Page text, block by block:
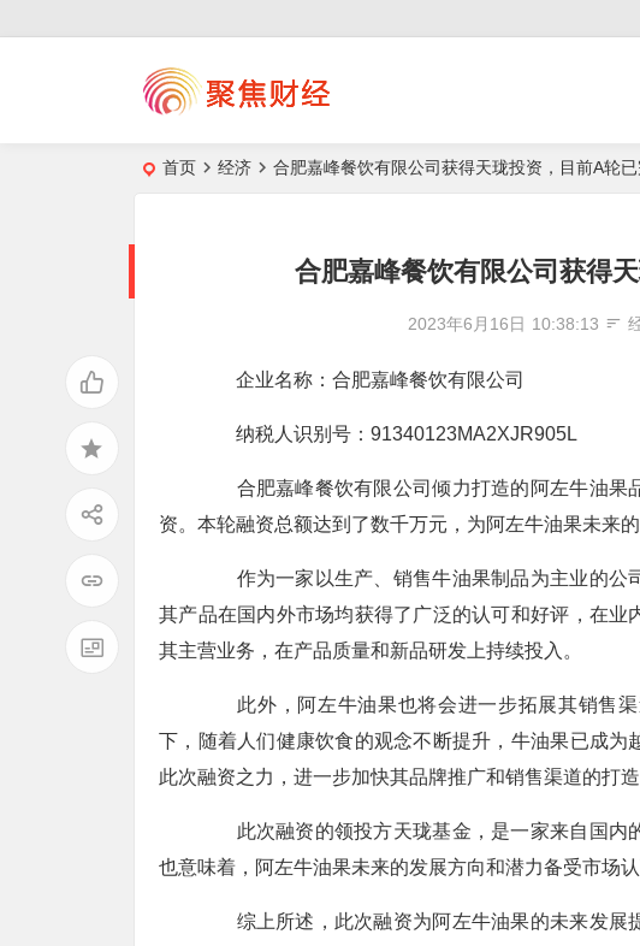
首页 经济 合肥嘉峰餐饮有限公司获得天珑投资，目前A轮
合肥嘉峰餐饮有限公司获得
2023年6月16日 10:38:13
企业名称：合肥嘉峰餐饮有限公司
纳税人识别号：91340123MA2XJR905L
合肥嘉峰餐饮有限公司倾力打造的阿左牛油果
资。本轮融资总额达到了数千万元，为阿左牛油果未来
作为一家以生产、销售牛油果制品为主业的公
其产品在国内外市场均获得了广泛的认可和好评，在
其主营业务，在产品质量和新品研发上持续投入。
此外，阿左牛油果也将会进一步拓展其销售渠
下，随着人们健康饮食的观念不断提升，牛油果已成
此次融资之力，进一步加快其品牌推广和销售渠道的打
此次融资的领投方天珑基金，是一家来自国内
也意味着，阿左牛油果未来的发展方向和潜力备受市场
综上所述，此次融资为阿左牛油果的未来发展